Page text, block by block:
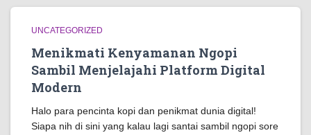
UNCATEGORIZED
Menikmati Kenyamanan Ngopi
Sambil Menjelajahi Platform Digital
Modern
Halo para pencinta kopi dan penikmat dunia digital!
Siapa nih di sini yang kalau lagi santai sambil ngopi sore